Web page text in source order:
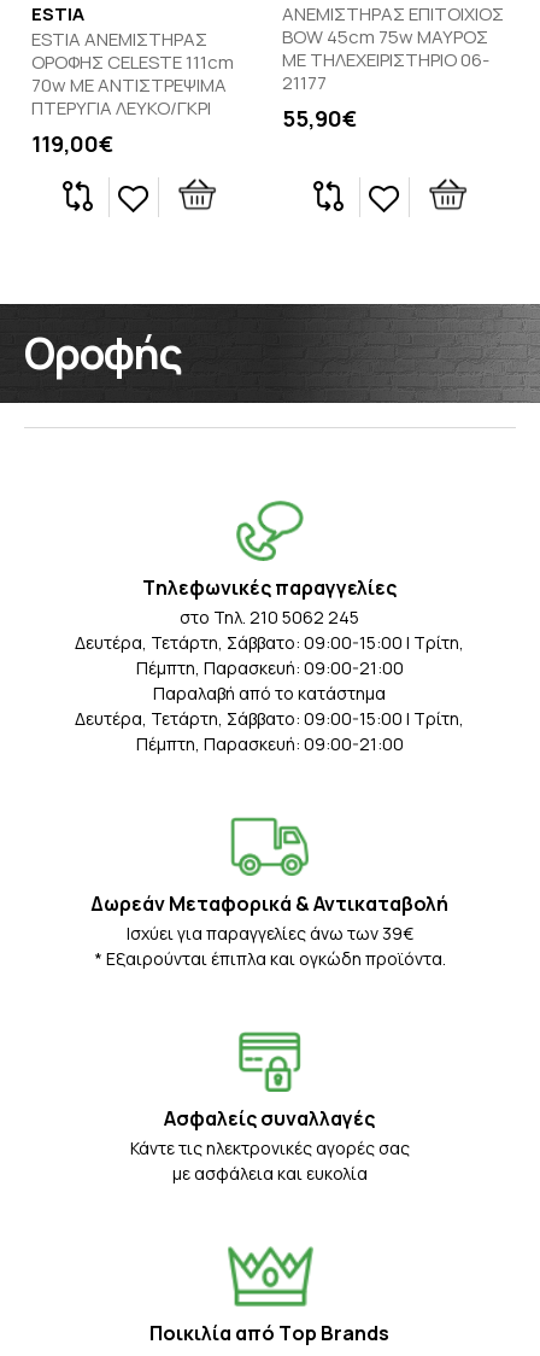
Οροφής
ESTIA
ESTIA ΑΝΕΜΙΣΤΗΡΑΣ
ΟΡΟΦΗΣ CELESTE 111cm
70w ΜΕ ΑΝΤΙΣΤΡΕΨΙΜΑ
ΠΤΕΡΥΓΙΑ ΛΕΥΚΟ/ΓΚΡΙ
119,00€
ΑΝΕΜΙΣΤΗΡΑΣ ΕΠΙΤΟΙΧΙΟΣ
BOW 45cm 75w ΜΑΥΡΟΣ
ΜΕ ΤΗΛΕΧΕΙΡΙΣΤΗΡΙΟ 06-
21177
55,90€
Tηλεφωνικές παραγγελίες
στο Τηλ. 210 5062 245
Δευτέρα, Τετάρτη, Σάββατο: 09:00-15:00 | Τρίτη,
Πέμπτη, Παρασκευή: 09:00-21:00
Παραλαβή από το κατάστημα
Δευτέρα, Τετάρτη, Σάββατο: 09:00-15:00 | Τρίτη,
Πέμπτη, Παρασκευή: 09:00-21:00
Δωρεάν Μεταφορικά & Αντικαταβολή
Iσχύει για παραγγελίες άνω των 39€
* Eξαιρούνται έπιπλα και ογκώδη προϊόντα.
Ασφαλείς συναλλαγές
Κάντε τις ηλεκτρονικές αγορές σας
με ασφάλεια και ευκολία
Ποικιλία από Τop Βrands